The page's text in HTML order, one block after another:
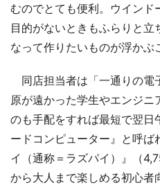
むのでとても便利。ウインド
目的がないときもふらりと
なって作りたいものが浮かぶ
同店担当者は「一通りの電
原が遠かった学生やエンジ
のも手配をすれば最短で翌日
ードコンピューター』と呼
イ（通称＝ラズパイ）』（
から大人まで楽しめる初心者